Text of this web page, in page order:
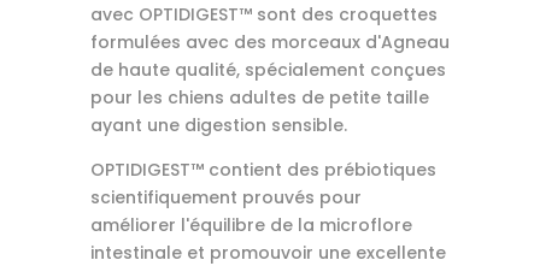
avec OPTIDIGEST™ sont des croquettes
formulées avec des morceaux d'Agneau
de haute qualité, spécialement conçues
pour les chiens adultes de petite taille
ayant une digestion sensible.
OPTIDIGEST™ contient des prébiotiques
scientifiquement prouvés pour
améliorer l'équilibre de la microflore
intestinale et promouvoir une excellente